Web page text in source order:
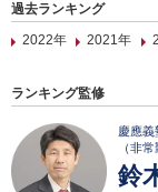
過去ランキング
2022年
2021年
ランキング監修
慶應
（非常
鈴